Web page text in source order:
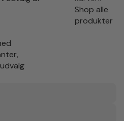
Shop alle
produkter